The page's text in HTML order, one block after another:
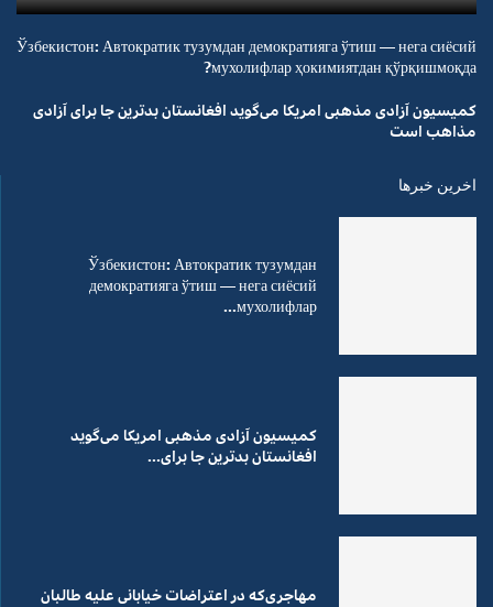
Ўзбекистон: Автократик тузумдан демократияга ўтиш — нега сиёсий
мухолифлар ҳокимиятдан қўрқишмоқда?
کمیسیون آزادی مذهبی امریکا می‌گوید افغانستان بدترین جا برای آزادی
مذاهب است
اخرین خبرها
Ўзбекистон: Автократик тузумдан
демократияга ўтиш — нега сиёсий
мухолифлар...
کمیسیون آزادی مذهبی امریکا می‌گوید
افغانستان بدترین جا برای...
مهاجری‌که در اعتراضات خیابانی علیه طالبان